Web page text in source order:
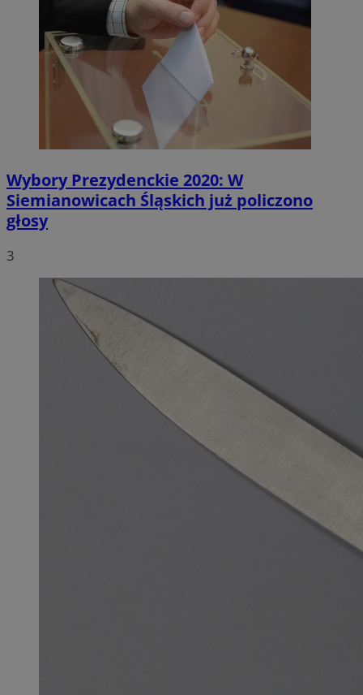
Wybory Prezydenckie 2020: W
Siemianowicach Śląskich już policzono
głosy
3